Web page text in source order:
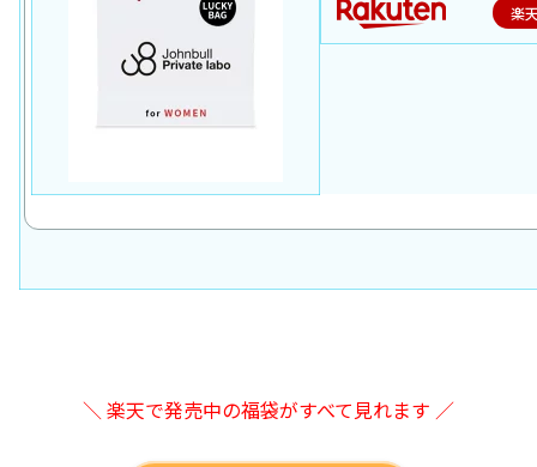
楽
＼ 楽天で発売中の福袋がすべて見れます ／